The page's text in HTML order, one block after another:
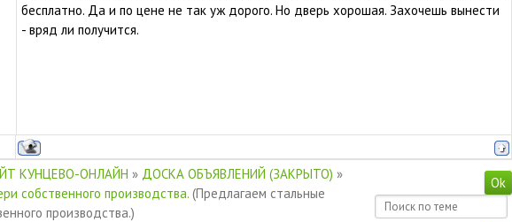
бесплатно. Да и по цене не так уж дорого. Но дверь хорошая. Захочешь вынести
- вряд ли получится.
КУНЦЕВО-ОНЛАЙН » ДОСКА ОБЪЯВЛЕНИЙ (ЗАКРЫТО) »
собственного производства. (Предлагаем стальные
производства.)